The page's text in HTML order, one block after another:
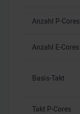
Anzahl P-Cores
Anzahl E-Cores
Basis-Takt
Takt P-Cores